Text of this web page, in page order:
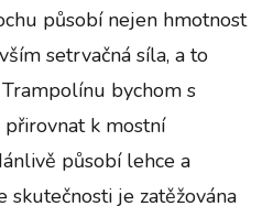
působí nejen hmotnost
setrvačná síla, a to
bychom s
k mostní
působí lehce a
skutečnosti je zatěžována